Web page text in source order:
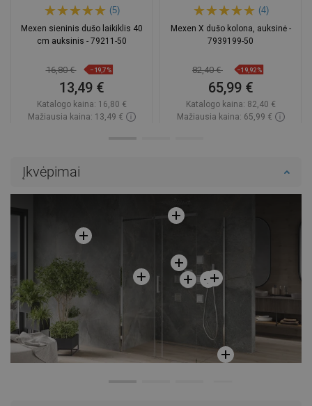
(5)
Mexen sieninis dušo laikiklis 40
cm auksinis - 79211-50
16,80 € −19,7%
13,49 €
Katalogo kaina: 16,80 €
Mažiausia kaina: 13,49 €
(4)
Mexen X dušo kolona, auksinė -
7939199-50
82,40 € −19,92%
65,99 €
Katalogo kaina: 82,40 €
Mažiausia kaina: 65,99 €
Įkvėpimai